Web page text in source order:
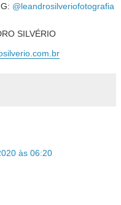
@leandrosilveriofotografia
SILVÉRIO
às 06:20